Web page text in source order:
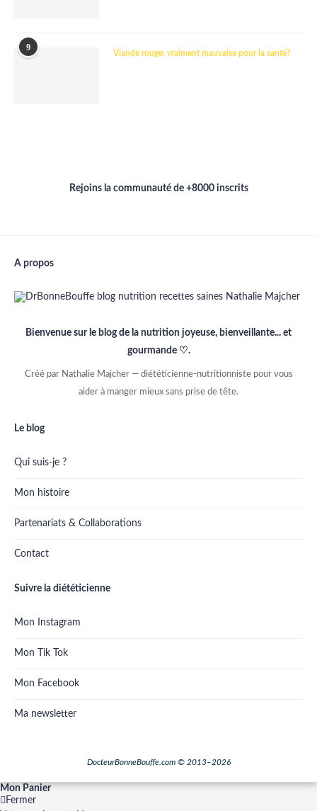
9
Viande rouge: vraiment mauvaise pour la santé?
Rejoins la communauté de +8000 inscrits
A propos
Bienvenue sur le blog de la nutrition joyeuse, bienveillante... et
gourmande ♡.
Créé par Nathalie Majcher — diététicienne-nutritionniste pour vous
aider à manger mieux sans prise de tête.
Le blog
Qui suis-je ?
Mon histoire
Partenariats & Collaborations
Contact
Suivre la diététicienne
Mon Instagram
Mon Tik Tok
Mon Facebook
Ma newsletter
DocteurBonneBouffe.com © 2013–2026
Mon Panier
Fermer